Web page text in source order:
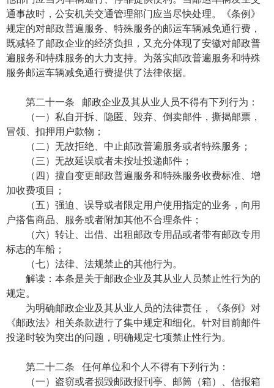
通事故时，公安机关交通管理部门应当尽快处理。《条例》
规定的对邮政普遍服务、特殊服务的邮运车辆减免通行费，
既减轻了邮政企业的经济负担，又充分体现了安徽对邮政普
遍服务和特殊服务的大力支持。为落实邮政普遍服务和特殊
服务邮运车辆减免通行费提供了法律依据。
第二十一条 邮政企业及其从业人员不得有下列行为：
（一）私自开拆、隐匿、毁弃、倒卖邮件，撕揭邮票，
冒领、扣押用户款物；
（二）无故拒绝、中止邮政普遍服务或者特殊服务；
（三）无故延误或者未按址投递邮件；
（四）擅自变更邮政普遍服务和特殊服务收费标准、增
加收费项目；
（五）强迫、误导或者限定用户使用指定的业务，向用
户搭售商品、服务或者附加其他不合理条件；
（六）转让、出借、出租邮政专用品或者带有邮政专用
标志的车船；
（七）法律、法规禁止的其他行为。
解读：本条是关于邮政企业及其从业人员禁止性行为的
规定。
为明确邮政企业及其从业人员的法律责任，《条例》对
《邮政法》相关条款进行了集中规定和细化。针对目前邮件
投递时较为突出的问题，明确规定七项禁止性行为。
第二十二条 任何单位和个人不得有下列行为：
（一）盗窃或者损毁邮政报刊亭、邮筒（箱）、信报箱